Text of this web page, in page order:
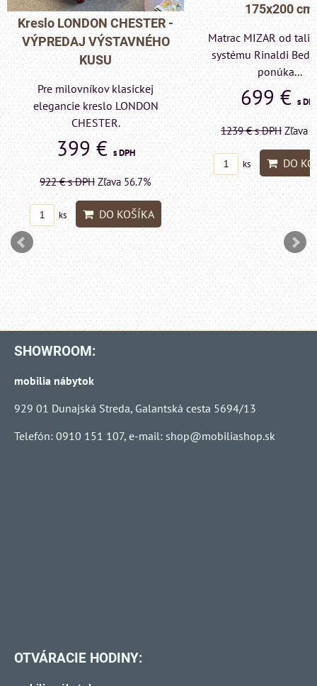
175x200 cm
Matrac MIZAR od talianskeho
systému Rinaldi Bed System
ponúka...
699 €s DPH
1239 €s DPH Zľava 43.6%
ks DO KOŠÍKA
Pohovka LONDON
- VÝPREDAJ
KUSU
Pre milovníkov
elegancie kreslo a
LONDON
599 €s
1415 €s DPH Zľava
ks DO
SHOWROOM:
mobilia nábytok
929 01 Dunajská Streda, Galantská cesta 5694/13
Telefón: 0910 151 107, e-mail: shop@mobiliashop.sk
OTVÁRACIE HODINY: